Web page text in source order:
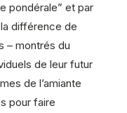
pondérale” et par
la différence de
– montrés du
de leur futur
de l’amiante
pour faire